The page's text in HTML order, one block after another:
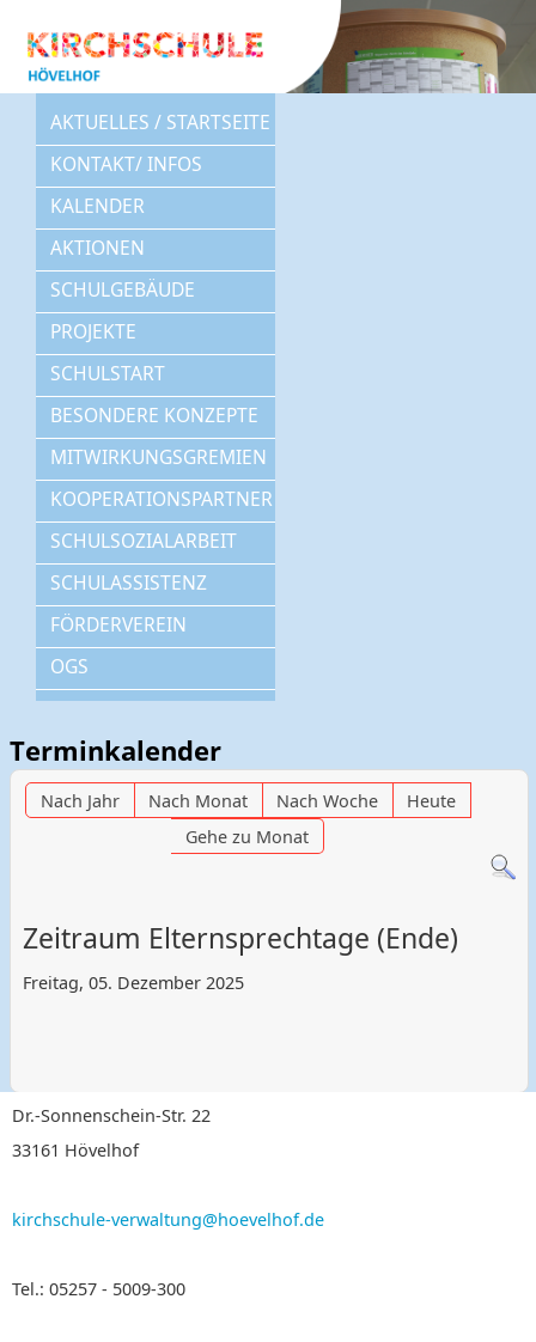
AKTUELLES / STARTSEITE
KONTAKT/ INFOS
KALENDER
AKTIONEN
SCHULGEBÄUDE
PROJEKTE
SCHULSTART
BESONDERE KONZEPTE
MITWIRKUNGSGREMIEN
KOOPERATIONSPARTNER
SCHULSOZIALARBEIT
SCHULASSISTENZ
FÖRDERVEREIN
OGS
Terminkalender
Nach Jahr Nach Monat Nach Woche
Heute
Gehe zu Monat
Zeitraum Elternsprechtage (Ende)
Freitag, 05. Dezember 2025
Dr.-Sonnenschein-Str. 22
33161 Hövelhof
kirchschule-verwaltung@hoevelhof.de
Tel.: 05257 - 5009-300